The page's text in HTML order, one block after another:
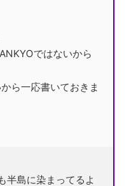
ではないから
ら一応書いておきま
半島に染まってるよ